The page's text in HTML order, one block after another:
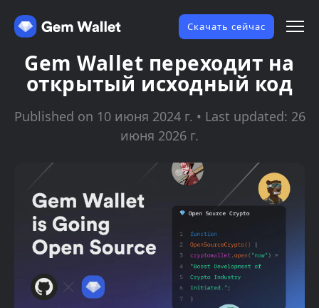
Скачать сейчас
Gem Wallet переходит на
открытый исходный код
Published on 10 июня 2024 г. • Last updated: 26
июня 2026 г.